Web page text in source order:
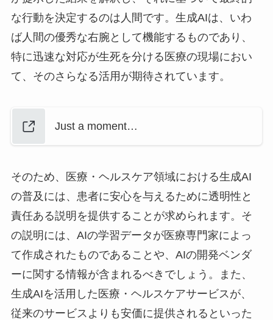
な行動を決定するのは人間です。生成AIは、いわ
ば人間の優秀な右腕として機能するものであり、
特に迅速な対応が生死を分ける医療の現場におい
て、そのさらなる活用が期待されています。
Just a moment…
そのため、医療・ヘルスケア領域における生成AI
の普及には、患者に安心を与えるために透明性と
責任ある説明を提供することが求められます。そ
の説明には、AIの学習データが医療専門家によっ
て作成されたものであることや、AIの開発ベンダ
ーに関する情報が含まれるべきでしょう。また、
生成AIを活用した医療・ヘルスケアサービスが、
従来のサービスよりも安価に提供されるといった